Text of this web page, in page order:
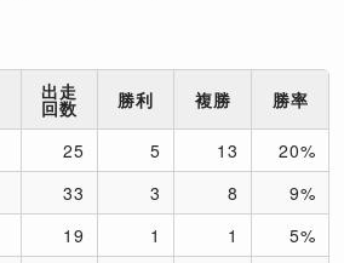
出走
回数 勝利 複勝 勝率
25 5 13
20%
33 3 8
9%
19 1 1
5%